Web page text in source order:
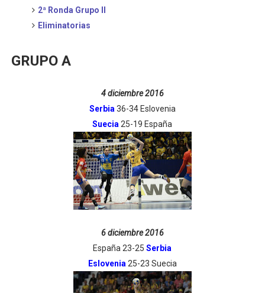
2ª Ronda Grupo II
Eliminatorias
GRUPO A
4 diciembre 2016
Serbia 36-34 Eslovenia
Suecia 25-19 España
6 diciembre 2016
España 23-25Serbia
Eslovenia 25-23 Suecia